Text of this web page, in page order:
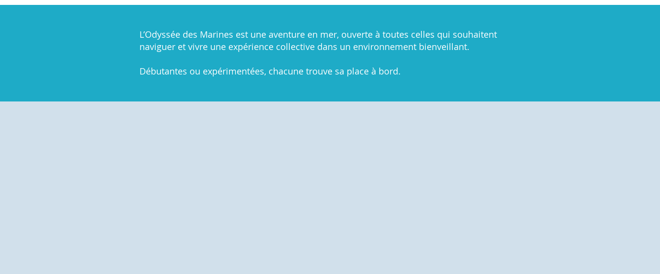
L’Odyssée des Marines est une aventure en mer, ouverte à toutes celles qui souhaitent
naviguer et vivre une expérience collective dans un environnement bienveillant.
Débutantes ou expérimentées, chacune trouve sa place à bord.